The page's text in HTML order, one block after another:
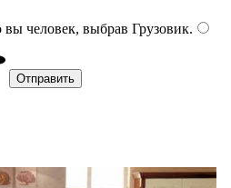
человек, выбрав Грузовик.